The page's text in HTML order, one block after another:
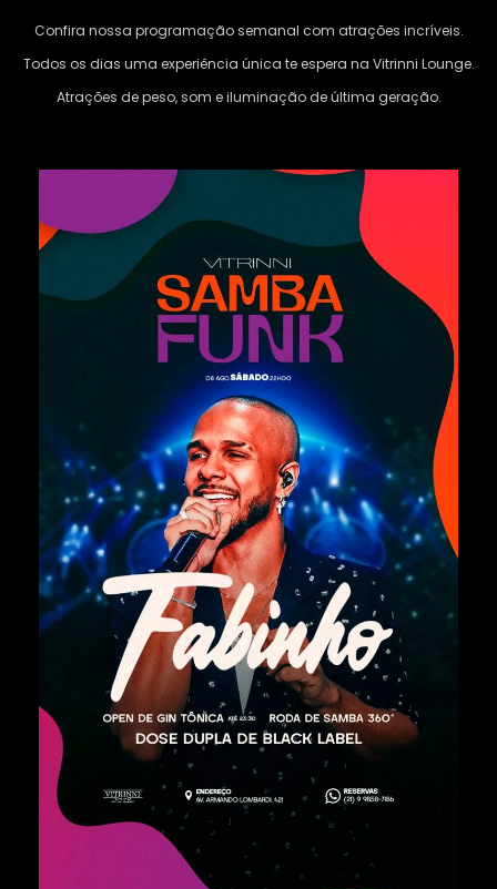
Confira nossa programação semanal com atrações incríveis.
Todos os dias uma experiência única te espera na Vitrinni Lounge.
Atrações de peso, som e iluminação de última geração.